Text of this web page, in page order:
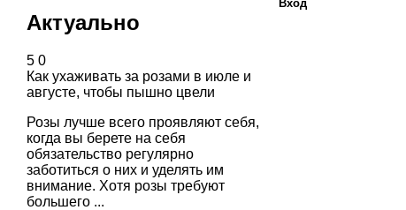
Актуально
5 0
Как ухаживать за розами в июле и
августе, чтобы пышно цвели
Розы лучше всего проявляют себя,
когда вы берете на себя
обязательство регулярно
заботиться о них и уделять им
внимание. Хотя розы требуют
большего ...
Вход